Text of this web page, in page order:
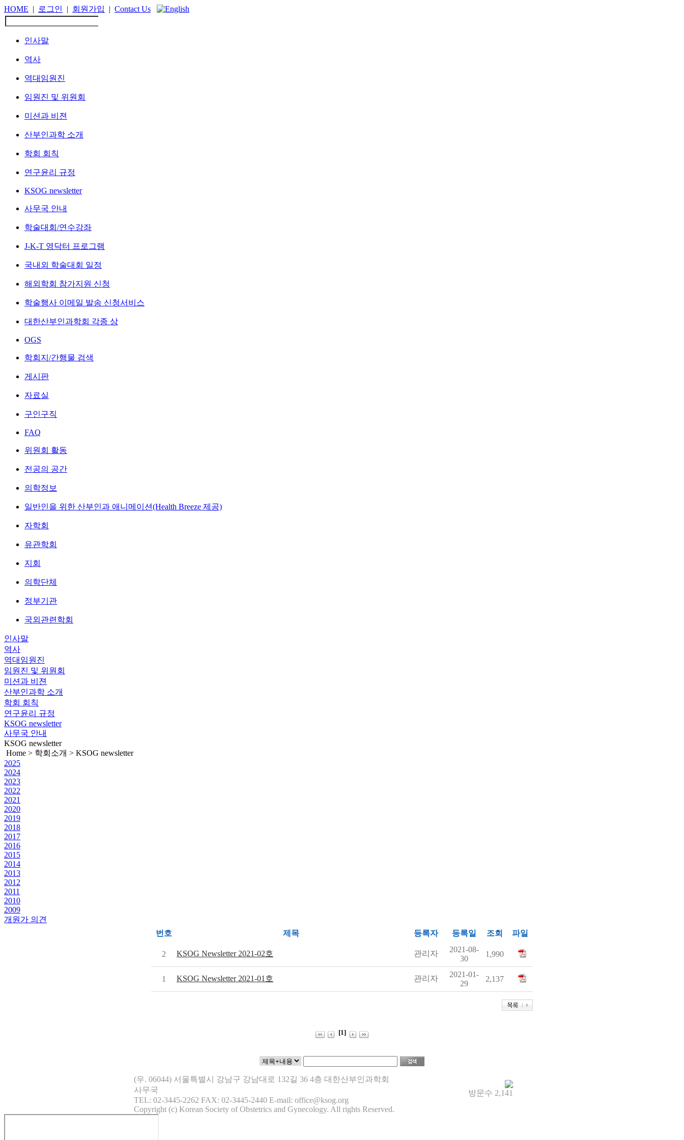
HOME | 로그인 | 회원가입 | Contact Us
인사말
역사
역대임원진
임원진 및 위원회
미션과 비젼
산부인과학 소개
학회 회칙
연구윤리 규정
KSOG newsletter
사무국 안내
학술대회/연수강좌
J-K-T 영닥터 프로그램
국내외 학술대회 일정
해외학회 참가지원 신청
학술행사 이메일 발송 신청서비스
대한산부인과학회 각종 상
OGS
학회지/간행물 검색
게시판
자료실
구인구직
FAQ
위원회 활동
전공의 공간
의학정보
일반인을 위한 산부인과 애니메이션(Health Breeze 제공)
자학회
유관학회
지회
의학단체
정부기관
국외관련학회
인사말
역사
역대임원진
임원진 및 위원회
미션과 비젼
산부인과학 소개
학회 회칙
연구윤리 규정
KSOG newsletter
사무국 안내
KSOG newsletter
Home > 학회소개 > KSOG newsletter
2025
2024
2023
2022
2021
2020
2019
2018
2017
2016
2015
2014
2013
2012
2011
2010
2009
개원가 의견
번호
제목 등록자 등록일 조회 파일
2 KSOG Newsletter 2021-02호 관리자
2021-08-
30
1,990
1 KSOG Newsletter 2021-01호 관리자
2021-01-
29
2,137
[1]
(우. 06044) 서울특별시 강남구 강남대로 132길 36 4층 대한산부인과학회
사무국
TEL: 02-3445-2262 FAX: 02-3445-2440 E-mail: office@ksog.org
Copyright (c) Korean Society of Obstetrics and Gynecology. All rights Reserved.
방문수 2,141